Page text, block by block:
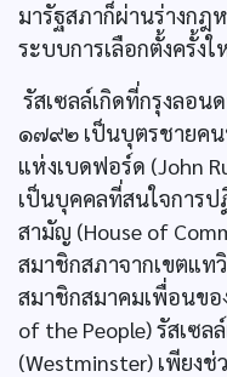
มารัฐสภาก็ผ่านร่างกฎ
ระบบการเลือกตั้งครั้ง
รัสเซลล์เกิดที่กรุงลอ
๑๗๙๒ เป็นบุตรชายค
แห่งเบดฟอร์ด (John
เป็นบุคคลที่สนใจการป
สามัญ (House of
สมาชิกสภาจากเขตแท
สมาชิกสมาคมเพื่อนขอ
of the People) รัสเซล
(Westminster) เพียง